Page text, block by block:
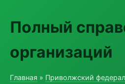
Полный
организаций
Главная » Приволжский